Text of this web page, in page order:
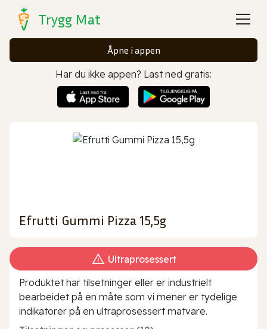
Trygg Mat
Åpne i appen
Har du ikke appen? Last ned gratis:
Efrutti Gummi Pizza 15,5g
Ultraprosessert
Produktet har tilsetninger eller er industrielt
bearbeidet på en måte som vi mener er tydelige
indikatorer på en ultraprosessert matvare.